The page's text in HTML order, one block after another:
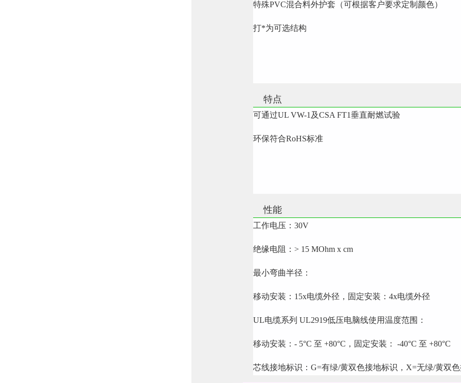
特殊PVC混合料外护套（可根据客户要求定制颜色）
打*为可选结构
特点
可通过UL VW-1及CSA FT1垂直耐燃试验
环保符合RoHS标准
性能
工作电压：30V
绝缘电阻：> 15 MOhm x cm
最小弯曲半径：
移动安装：15x电缆外径，固定安装：4x电缆外径
UL电缆系列 UL2919低压电脑线使用温度范围：
移动安装：- 5°C 至 +80°C，固定安装： -40°C 至 +80°C
芯线接地标识：G=有绿/黄双色接地标识，X=无绿/黄双